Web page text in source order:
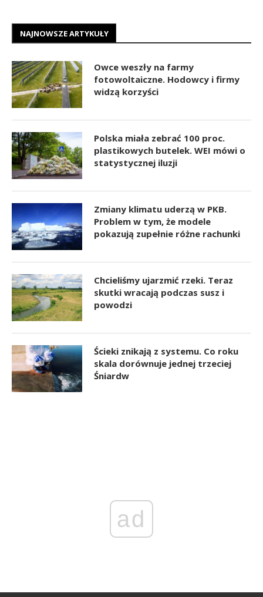
NAJNOWSZE ARTYKUŁY
Owce weszły na farmy
fotowoltaiczne. Hodowcy i firmy
widzą korzyści
Polska miała zebrać 100 proc.
plastikowych butelek. WEI mówi o
statystycznej iluzji
Zmiany klimatu uderzą w PKB.
Problem w tym, że modele
pokazują zupełnie różne rachunki
Chcieliśmy ujarzmić rzeki. Teraz
skutki wracają podczas susz i
powodzi
Ścieki znikają z systemu. Co roku
skala dorównuje jednej trzeciej
Śniardw
ad